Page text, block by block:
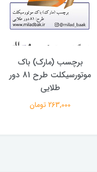
برچسب (مارک) باک
موتورسیکلت طرح 81 دور
طلایی
263,000 تومان